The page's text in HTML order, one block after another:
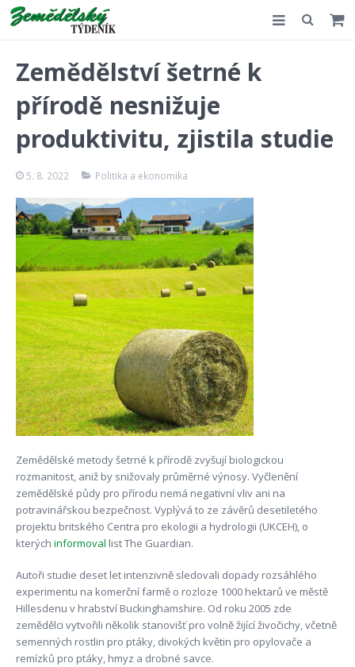
Akce
E-shop
Kontakt
Zemědělství šetrné k
přírodě nesnižuje
produktivitu, zjistila studie
5. 8. 2022 Politika a ekonomika
Zemědělské metody šetrné k přírodě zvyšují biologickou
rozmanitost, aniž by snižovaly průměrné výnosy. Vyčlenění
zemědělské půdy pro přírodu nemá negativní vliv ani na
potravinářskou bezpečnost. Vyplývá to ze závěrů desetiletého
projektu britského Centra pro ekologii a hydrologii (UKCEH), o
kterých informoval list The Guardian.
Autoři studie deset let intenzivně sledovali dopady rozsáhlého
experimentu na komerční farmě o rozloze 1000 hektarů ve městě
Hillesdenu v hrabství Buckinghamshire. Od roku 2005 zde
zemědělci vytvořili několik stanovišť pro volně žijící živočichy, včetně
semenných rostlin pro ptáky, divokých květin pro opylovače a
remízků pro ptáky, hmyz a drobné savce.